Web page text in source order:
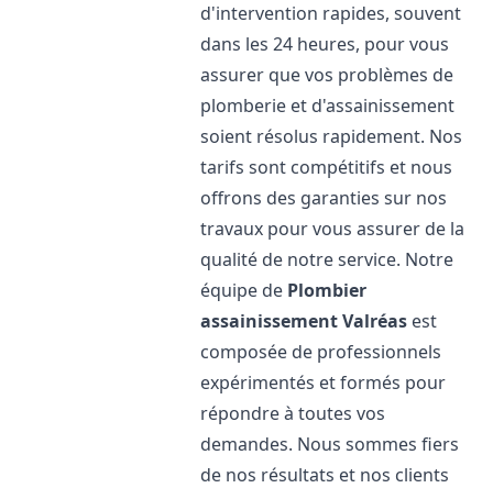
d'intervention rapides, souvent
dans les 24 heures, pour vous
assurer que vos problèmes de
plomberie et d'assainissement
soient résolus rapidement. Nos
tarifs sont compétitifs et nous
offrons des garanties sur nos
travaux pour vous assurer de la
qualité de notre service. Notre
équipe de Plombier
assainissementValréas est
composée de professionnels
expérimentés et formés pour
répondre à toutes vos
demandes. Nous sommes fiers
de nos résultats et nos clients